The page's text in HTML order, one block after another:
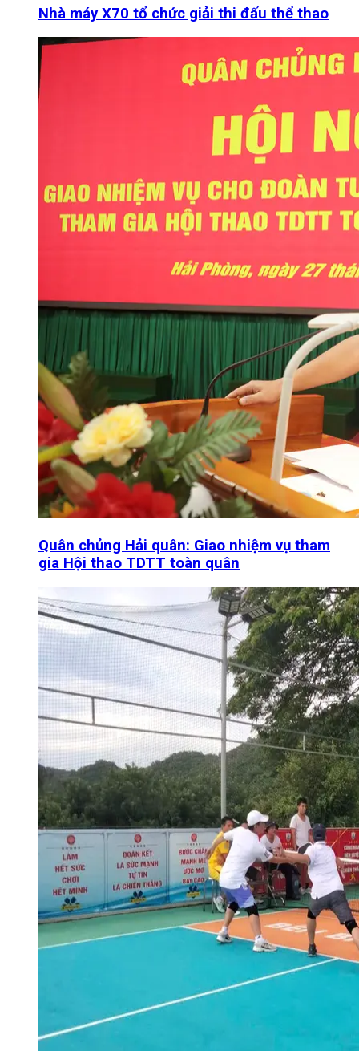
Nhà máy X70 tổ chức giải thi đấu thể thao
Quân chủng Hải quân: Giao nhiệm vụ tham
gia Hội thao TDTT toàn quân